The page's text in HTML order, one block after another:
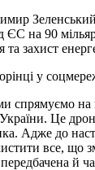
на 90
захист
у
спрямуємо на
Це
Адже до
все, що
й